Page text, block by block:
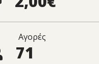
Αγορές
71